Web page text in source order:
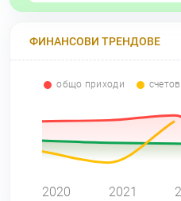
ФИНАНСОВИ ТРЕНДОВЕ
общо приходи
2020 2021